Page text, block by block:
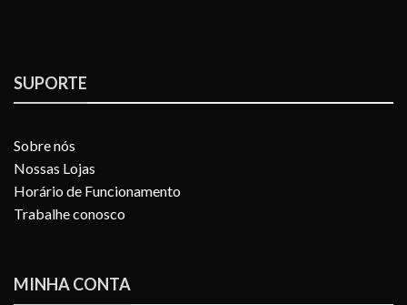
SUPORTE
Sobre nós
Nossas Lojas
Horário de Funcionamento
Trabalhe conosco
MINHA CONTA